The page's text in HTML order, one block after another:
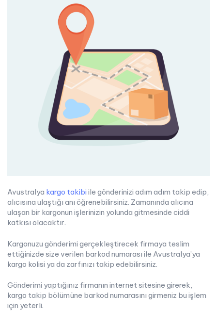
Avustralya kargo takibi ile gönderinizi adım adım takip edip,
alıcısına ulaştığı anı öğrenebilirsiniz. Zamanında alıcına
ulaşan bir kargonun işlerinizin yolunda gitmesinde ciddi
katkısı olacaktır.
Kargonuzu gönderimi gerçekleştirecek firmaya teslim
ettiğinizde size verilen barkod numarası ile Avustralya’ya
kargo kolisi ya da zarfınızı takip edebilirsiniz.
Gönderimi yaptığınız firmanın internet sitesine girerek,
kargo takip bölümüne barkod numarasını girmeniz bu işlem
için yeterli.